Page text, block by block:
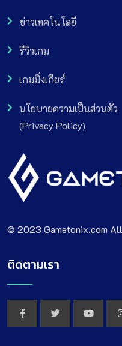
ข่าวเทคโนโลยี
รีวิวเกม
เกมมิ่งเกียร์
นโยบายความเป็นส่วนตัว
(Privacy Policy)
© 2023 Gametonix.com
ติดตามเรา